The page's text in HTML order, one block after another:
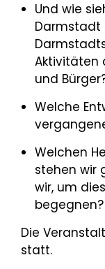
Und wie
Darm­stadt
Aktivitäten
und
Welche
Welchen
ste­hen wir
wir, um
begegnen?
Die
statt.